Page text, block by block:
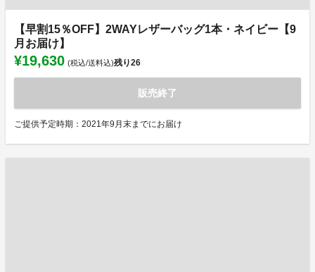
【早割15％OFF】2WAYレザーバッグ1本・ネイビー【9
月お届け】
¥19,630 (税込/送料込)残り26
販売終了
ご提供予定時期：2021年9月末までにお届け